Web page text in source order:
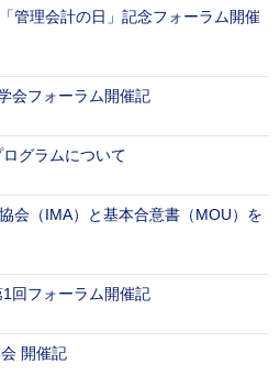
管理会計の日」記念フォーラム開催
会フォーラム開催記
グラムについて
会（IMA）と基本合意書（MOU）を
回フォーラム開催記
開催記